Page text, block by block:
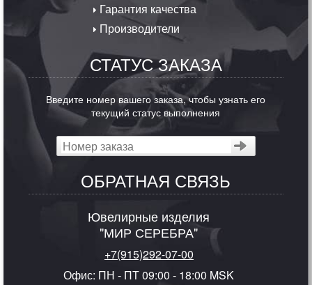
Гарантия качества
Производители
СТАТУС ЗАКАЗА
Введите номер вашего заказа, чтобы узнать его
текущий статус выполнения
ОБРАТНАЯ СВЯЗЬ
Ювелирные изделия
"МИР СЕРЕБРА"
+7(915)292-07-00
Офис: ПН - ПТ 09:00 - 18:00 MSK